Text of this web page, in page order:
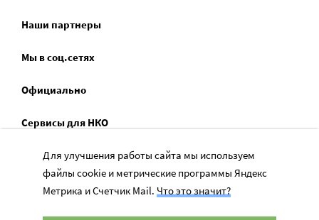
Наши партнеры
Мы в соц.сетях
Официально
Сервисы для НКО
Спецпроекты
Социальное служение
Для улучшения работы сайта мы используем
файлы cookie и метрические программы Яндекс
Метрика и Счетчик Mail. Что это значит?